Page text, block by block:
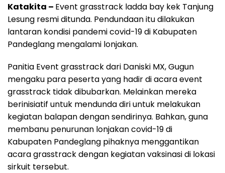
Katakita – Event grasstrack ladda bay kek Tanjung
Lesung resmi ditunda. Pendundaan itu dilakukan
lantaran kondisi pandemi covid-19 di Kabupaten
Pandeglang mengalami lonjakan.
Panitia Event grasstrack dari Daniski MX, Gugun
mengaku para peserta yang hadir di acara event
grasstrack tidak dibubarkan. Melainkan mereka
berinisiatif untuk mendunda diri untuk melakukan
kegiatan balapan dengan sendirinya. Bahkan, guna
membanu penurunan lonjakan covid-19 di
Kabupaten Pandeglang pihaknya menggantikan
acara grasstrack dengan kegiatan vaksinasi di lokasi
sirkuit tersebut.